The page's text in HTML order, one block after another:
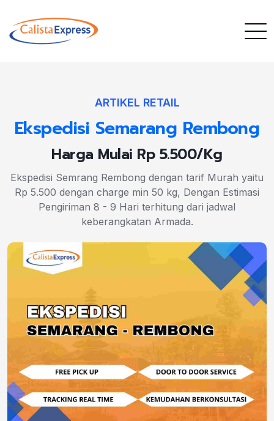
ARTIKEL RETAIL
Ekspedisi Semarang Rembong
Harga Mulai Rp 5.500/Kg
Ekspedisi Semrang Rembong dengan tarif Murah yaitu
Rp 5.500 dengan charge min 50 kg, Dengan Estimasi
Pengiriman 8 - 9 Hari terhitung dari jadwal
keberangkatan Armada.